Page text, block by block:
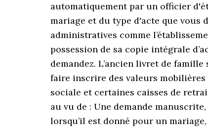
automatiquement par un officier
mariage et du type d'acte que vous
administratives comme
possession de sa copie intégrale
demandez. L’ancien livret de
faire inscrire des valeurs mobilières
sociale et certaines caisses de
au vu de : Une demande
lorsqu’il est donné pour un